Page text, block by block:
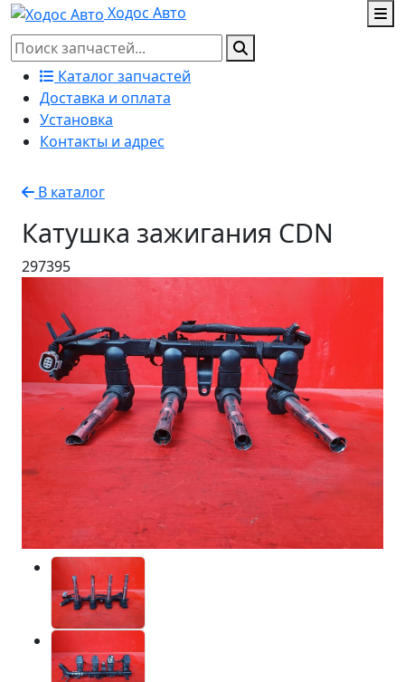
Ходос Авто
Каталог запчастей
Доставка и оплата
Установка
Контакты и адрес
В каталог
Катушка зажигания CDN
297395